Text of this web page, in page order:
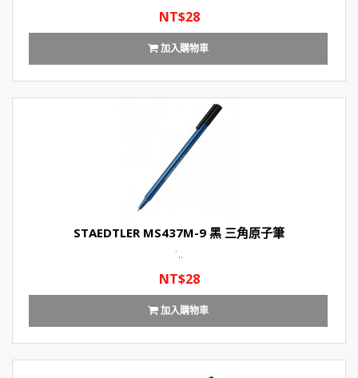
NT$28
加入購物車
STAEDTLER MS437M-9 黑 三角原子筆
˙..
NT$28
加入購物車